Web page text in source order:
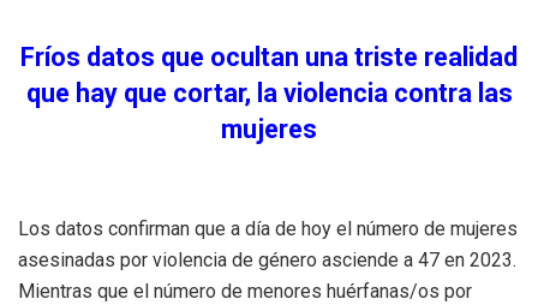
Fríos datos que ocultan una triste realidad
que hay que cortar, la violencia contra las
mujeres
Los datos confirman que a día de hoy el número de mujeres
asesinadas por violencia de género asciende a 47 en 2023.
Mientras que el número de menores huérfanas/os por